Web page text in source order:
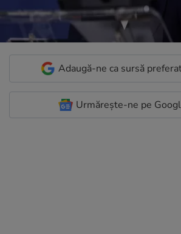
Adaugă-ne ca sursă
Urmărește-ne pe